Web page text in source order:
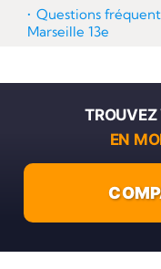
Questions
Marseille 13e
TROUVEZ
EN